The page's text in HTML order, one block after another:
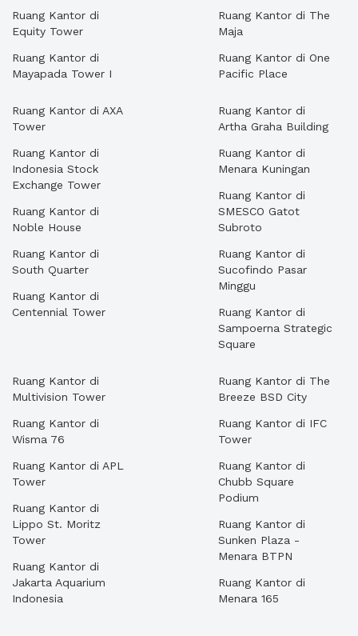
Ruang Kantor di
Equity Tower
Ruang Kantor di
Mayapada Tower I
Ruang Kantor di The
Maja
Ruang Kantor di One
Pacific Place
Ruang Kantor di AXA
Tower
Ruang Kantor di
Indonesia Stock
Exchange Tower
Ruang Kantor di
Noble House
Ruang Kantor di
South Quarter
Ruang Kantor di
Centennial Tower
Ruang Kantor di
Artha Graha Building
Ruang Kantor di
Menara Kuningan
Ruang Kantor di
SMESCO Gatot
Subroto
Ruang Kantor di
Sucofindo Pasar
Minggu
Ruang Kantor di
Sampoerna Strategic
Square
Ruang Kantor di
Multivision Tower
Ruang Kantor di
Wisma 76
Ruang Kantor di APL
Tower
Ruang Kantor di
Lippo St. Moritz
Tower
Ruang Kantor di
Jakarta Aquarium
Indonesia
Ruang Kantor di The
Breeze BSD City
Ruang Kantor di IFC
Tower
Ruang Kantor di
Chubb Square
Podium
Ruang Kantor di
Sunken Plaza -
Menara BTPN
Ruang Kantor di
Menara 165